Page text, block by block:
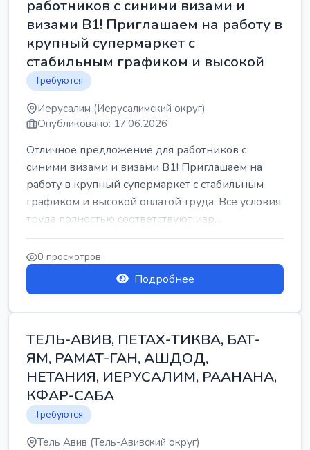
работников с синими визами и
визами B1! Приглашаем на работу в
крупный супермаркет с
стабильным графиком и высокой
Требуются
Иерусалим (Иерусалимский округ)
Опубликовано: 17.06.2026
Отличное предложение для работников с
синими визами и визами B1! Приглашаем на
работу в крупный супермаркет с стабильным
графиком и высокой оплатой труда. Все условия
труда полностью соответствуют изр...
0 просмотров
Подробнее
ТЕЛЬ-АВИВ, ПЕТАХ-ТИКВА, БАТ-
ЯМ, РАМАТ-ГАН, АШДОД,
НЕТАНИЯ, ИЕРУСАЛИМ, РААНАНА,
КФАР-САБА
Требуются
Тель Авив (Тель-Авивский округ)